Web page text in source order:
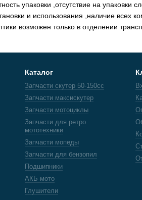
упаковки ,отсутствие на упаковки
и использования ,наличие всех
возможен только в отделении
Каталог
Запчасти скутер 50-150cc
Запчасти максискутер
Запчасти мотоциклы
Запчасти для ретро
мототехники
Запчасти мопеды
Запчасти для бензопил
Подшипники
АКБ мото
Глушители